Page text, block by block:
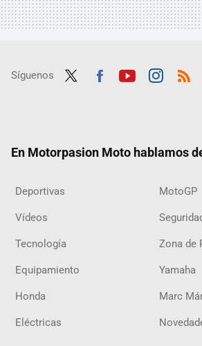
Síguenos
En Motorpasion Moto hablamos
Deportivas MotoGP
Vídeos
Tecnología Zona de
Equipamiento Yamaha
Honda Marc
Eléctricas